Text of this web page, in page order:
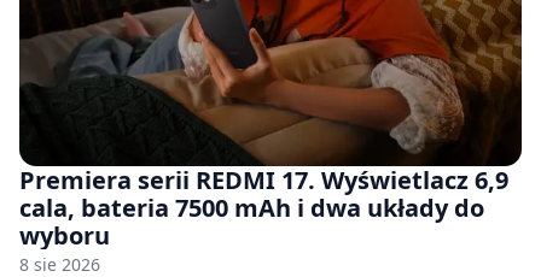
Premiera serii REDMI 17. Wyświetlacz 6,9
cala, bateria 7500 mAh i dwa układy do
wyboru
8 sie 2026